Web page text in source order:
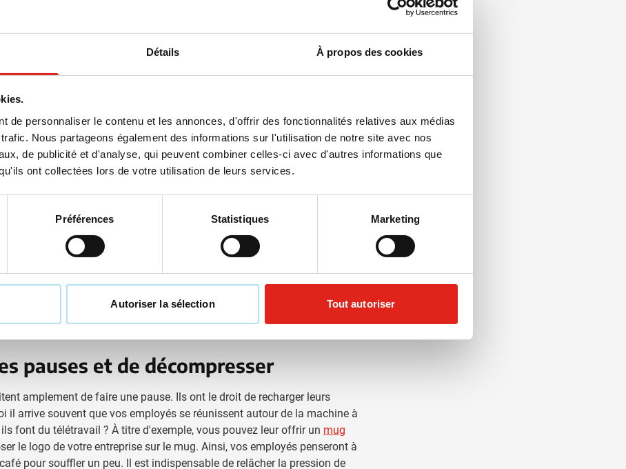
Détails À propos des cookies
de personnaliser le contenu et les annonces, d'offrir des fonctionnalités relatives aux médias
Nous partageons également des informations sur l'utilisation de notre site avec nos
de publicité et d'analyse, qui peuvent combiner celles-ci avec d'autres informations que
ont collectées lors de votre utilisation de leurs services.
Préférences Statistiques Marketing
Autoriser la sélection Tout autoriser
pauses et de décompresser
amplement de faire une pause. Ils ont le droit de recharger leurs
il arrive souvent que vos employés se réunissent autour de la machine à
font du télétravail ? À titre d'exemple, vous pouvez leur offrir un mug
le logo de votre entreprise sur le mug. Ainsi, vos employés penseront à
pour souffler un peu. Il est indispensable de relâcher la pression de